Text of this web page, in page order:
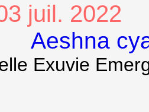
juil. 2022
Aeshna
Exuvie